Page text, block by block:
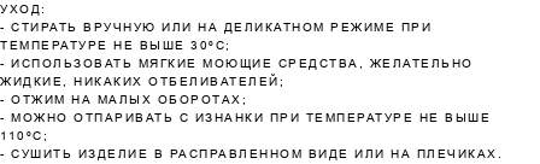
УХОД:
- СТИРАТЬ ВРУЧНУЮ ИЛИ НА ДЕЛИКАТНОМ РЕЖИМЕ ПРИ
ТЕМПЕРАТУРЕ НЕ ВЫШЕ 30ºС;
- ИСПОЛЬЗОВАТЬ МЯГКИЕ МОЮЩИЕ СРЕДСТВА, ЖЕЛАТЕЛЬНО
ЖИДКИЕ, НИКАКИХ ОТБЕЛИВАТЕЛЕЙ;
- ОТЖИМ НА МАЛЫХ ОБОРОТАХ;
- МОЖНО ОТПАРИВАТЬ С ИЗНАНКИ ПРИ ТЕМПЕРАТУРЕ НЕ ВЫШЕ
110ºС;
- СУШИТЬ ИЗДЕЛИЕ В РАСПРАВЛЕННОМ ВИДЕ ИЛИ НА ПЛЕЧИКАХ.
Как обычная оплата картой
Понятно